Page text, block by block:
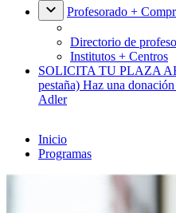
Profesorado +
Directorio de
Institutos + Centros
SOLICITA TU PLAZA
pestaña) Haz una donación
Adler
Inicio
Programas